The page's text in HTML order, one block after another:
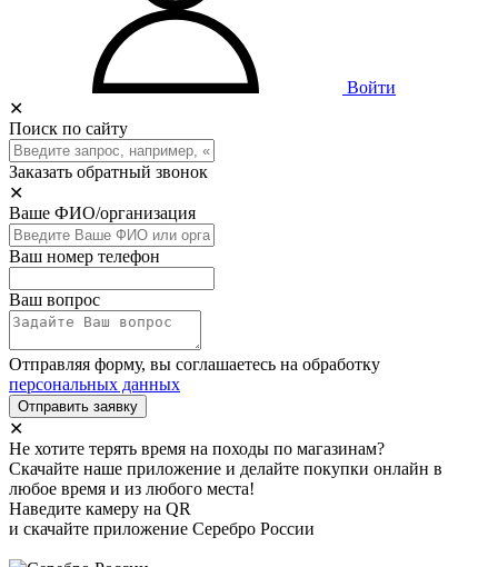
Войти
✕
Поиск по сайту
Заказать обратный звонок
✕
Ваше ФИО/организация
Ваш номер телефон
Ваш вопрос
Отправляя форму, вы соглашаетесь на обработку
персональных данных
Отправить заявку
✕
Не хотите терять время на походы по магазинам?
Скачайте наше приложение и делайте покупки онлайн в
любое время и из любого места!
Наведите камеру на QR
и скачайте приложение Серебро России